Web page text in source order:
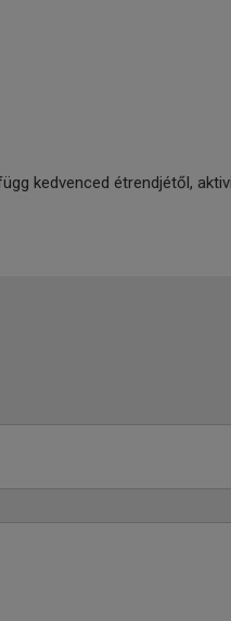
kedvenced étrendjétől,